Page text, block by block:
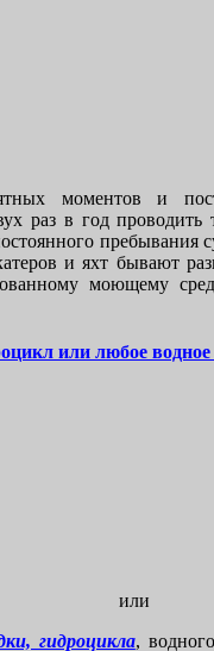
моментов и
раз в год
пребывания
и яхт бывают
моющему
или любое водное
или
гидроцикла,